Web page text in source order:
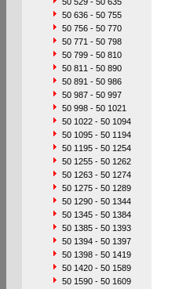
50 636 - 50 755
50 756 - 50 770
50 771 - 50 798
50 799 - 50 810
50 811 - 50 890
50 891 - 50 986
50 987 - 50 997
50 998 - 50 1021
50 1022 - 50 1094
50 1095 - 50 1194
50 1195 - 50 1254
50 1255 - 50 1262
50 1263 - 50 1274
50 1275 - 50 1289
50 1290 - 50 1344
50 1345 - 50 1384
50 1385 - 50 1393
50 1394 - 50 1397
50 1398 - 50 1419
50 1420 - 50 1589
50 1590 - 50 1609